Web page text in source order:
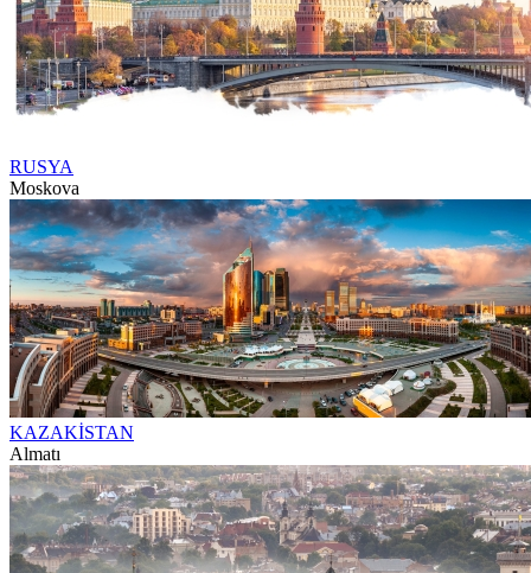
RUSYA
Moskova
KAZAKİSTAN
Almatı